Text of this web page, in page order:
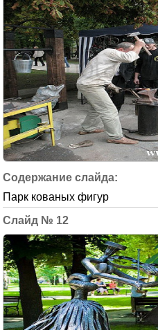
Парк кованых фигур
12